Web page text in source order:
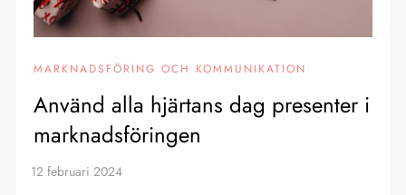
MARKNADSFÖRING OCH KOMMUNIKATION
Använd alla hjärtans dag presenter i
marknadsföringen